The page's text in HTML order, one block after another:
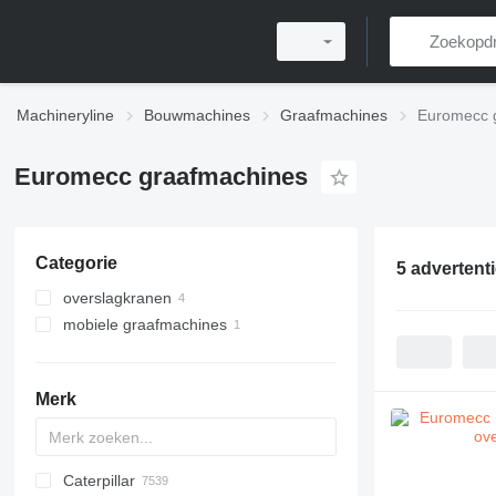
Machineryline Bouwmachines Graafmachines Euromecc
Euromecc graafmachines
Categorie
overslagkranen
mobiele graafmachines
Merk
AX
140W
BC
323
90
CK
440
Caterpillar
5